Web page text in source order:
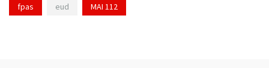
fpas eud MAI 112